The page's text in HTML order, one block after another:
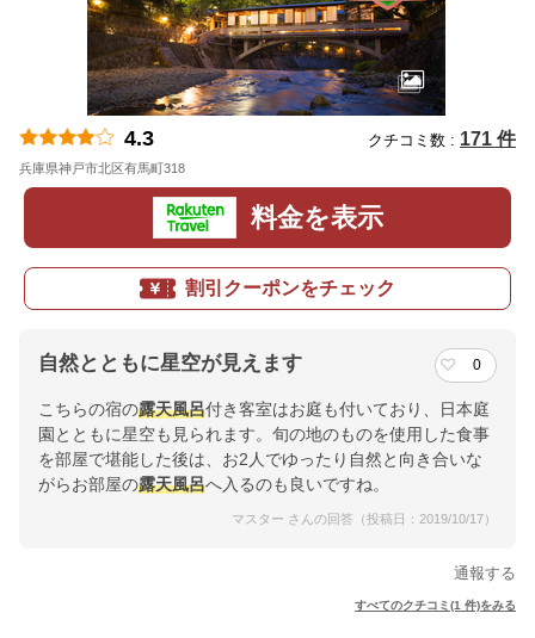
4.3 クチコミ数 : 171 件
兵庫県神戸市北区有馬町318
料金を表示
割引クーポンをチェック
自然とともに星空が見えます 0
こちらの宿の露天風呂付き客室はお庭も付いており、日本庭
園とともに星空も見られます。旬の地のものを使用した食事
を部屋で堪能した後は、お2人でゆったり自然と向き合いな
がらお部屋の露天風呂へ入るのも良いですね。
マスター さんの回答（投稿日：2019/10/17）
通報する
すべてのクチコミ(1 件)をみる